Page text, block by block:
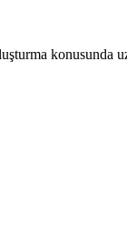
konusunda